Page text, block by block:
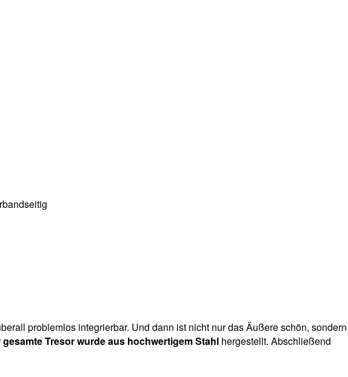
problemlos integrierbar. Und dann ist nicht nur das Äußere schön, sondern
gesamte Tresor wurde aus hochwertigem Stahl hergestellt. Abschließend